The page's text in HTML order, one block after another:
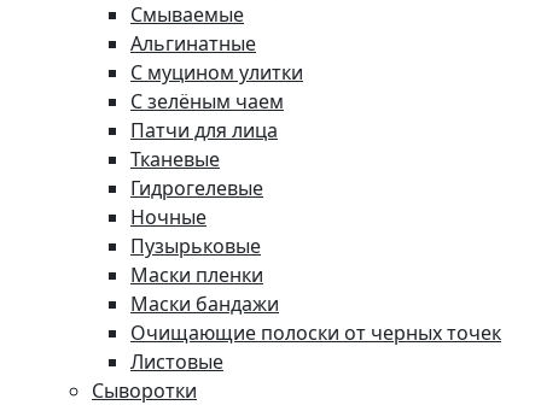
Смываемые
Альгинатные
С муцином улитки
С зелёным чаем
Патчи для лица
Тканевые
Гидрогелевые
Ночные
Пузырьковые
Маски пленки
Маски бандажи
Очищающие полоски от черных точек
Листовые
Сыворотки